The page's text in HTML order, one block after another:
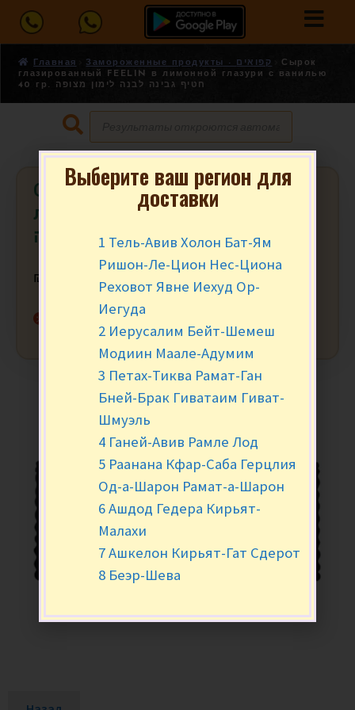
Главная Замороженные продукты - קפואים
Сырок
глазированный FEELIN в лимонной глазури с ванилью
40 гр. חטיף גבינה לבנה לימון מצופה
Сырок глазированный FEELIN в
лимонной глазури с ванилью 40 гр.
חטיף גבינה לבנה לימון מצופה
₪ за шт.
Нет в наличии
Выберите ваш регион для
доставки
1 Тель-Авив Холон Бат-Ям
Ришон-Ле-Цион Нес-Циона
Реховот Явне Иехуд Ор-
Иегуда
2 Иерусалим Бейт-Шемеш
Модиин Маале-Адумим
3 Петах-Тиква Рамат-Ган
Бней-Брак Гиватаим Гиват-
Шмуэль
4 Ганей-Авив Рамле Лод
5 Раанана Кфар-Саба Герцлия
Од-а-Шарон Рамат-а-Шарон
6 Ашдод Гедера Кирьят-
Малахи
7 Ашкелон Кирьят-Гат Сдерот
8 Беэр-Шева